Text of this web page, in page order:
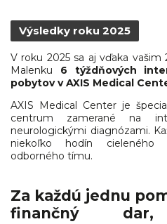
Výsledky roku 2025
V roku 2025 sa aj vďaka
Malenku 6 týždňových
pobytov vAXIS Medical
AXIS Medical Center je
centrum zamerané na
neurologickými diagnózami.
niekoľko hodín cieleného
odborného tímu.
Za každú jednu
finančný